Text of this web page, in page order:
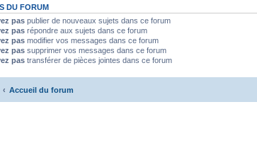
DU FORUM
pas publier de nouveaux sujets dans ce forum
pas répondre aux sujets dans ce forum
pas modifier vos messages dans ce forum
pas supprimer vos messages dans ce forum
pas transférer de pièces jointes dans ce forum
Accueil du forum